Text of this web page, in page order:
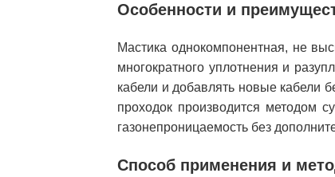
Особенности и
Мастика однокомпонентная, не
многократного уплотнения и
кабели и добавлять новые кабели
проходок производится методом
газонепроницаемость без
Способ применения и